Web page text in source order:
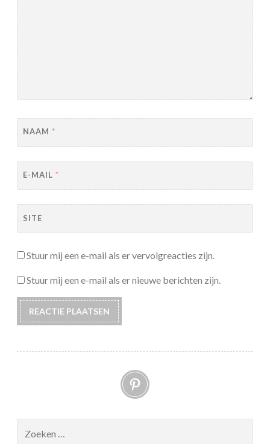
NAAM *
E-MAIL *
SITE
Stuur mij een e-mail als er vervolgreacties zijn.
Stuur mij een e-mail als er nieuwe berichten zijn.
Pinterest
naar: